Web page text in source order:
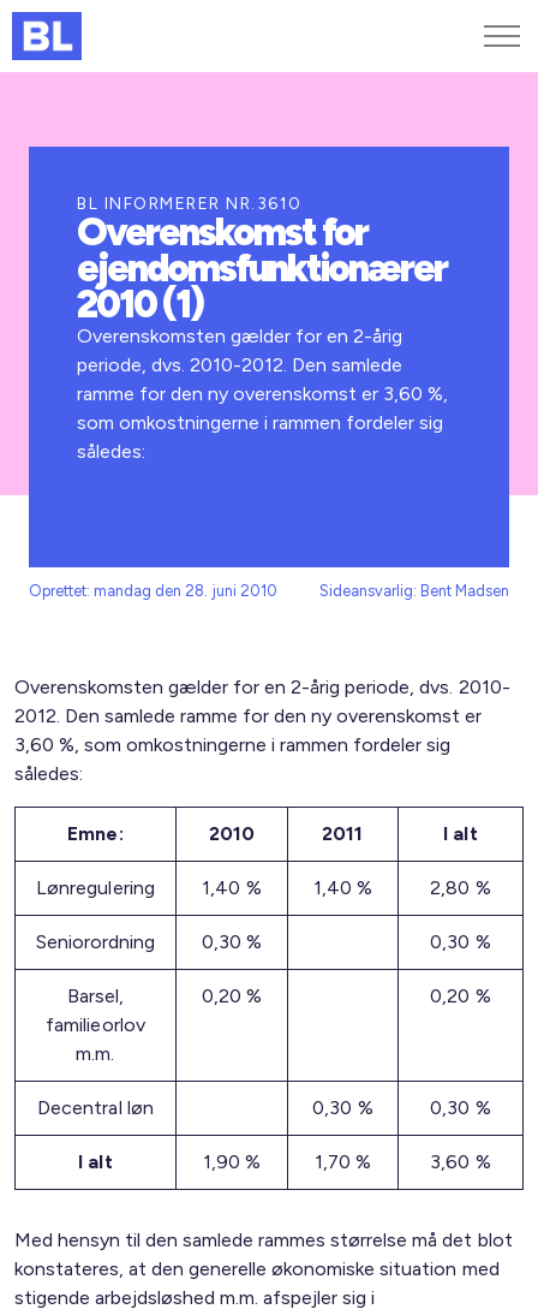
Kurser og arrangementer
Jobportalen
BL INFORMERER NR.3610
Overenskomst for
ejendomsfunktionærer
2010 (1)
Overenskomsten gælder for en 2-årig
periode, dvs. 2010-2012. Den samlede
ramme for den ny overenskomst er 3,60 %,
som omkostningerne i rammen fordeler sig
således:
Oprettet: mandag den 28. juni 2010 Sideansvarlig: Bent Madsen
Overenskomsten gælder for en 2-årig periode, dvs. 2010-
2012. Den samlede ramme for den ny overenskomst er
3,60 %, som omkostningerne i rammen fordeler sig
således:
Emne: 2010 2011 I alt
Lønregulering 1,40 % 1,40 % 2,80 %
Seniorordning 0,30 % 0,30 %
Barsel,
familieorlov
m.m.
0,20 % 0,20 %
Decentral løn 0,30 % 0,30 %
I alt 1,90 % 1,70 % 3,60 %
Med hensyn til den samlede rammes størrelse må det blot
konstateres, at den generelle økonomiske situation med
stigende arbejdsløshed m.m. afspejler sig i